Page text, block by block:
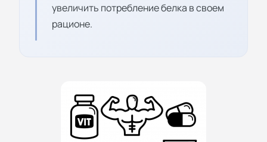
увеличить потребление белка в своем
рационе.